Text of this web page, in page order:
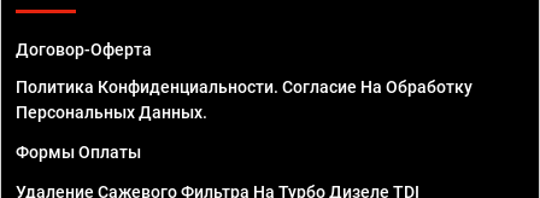
Договор-Оферта
Политика Конфиденциальности. Согласие На Обработку
Персональных Данных.
Формы Оплаты
Удаление Сажевого Фильтра На Турбо Дизеле TDI